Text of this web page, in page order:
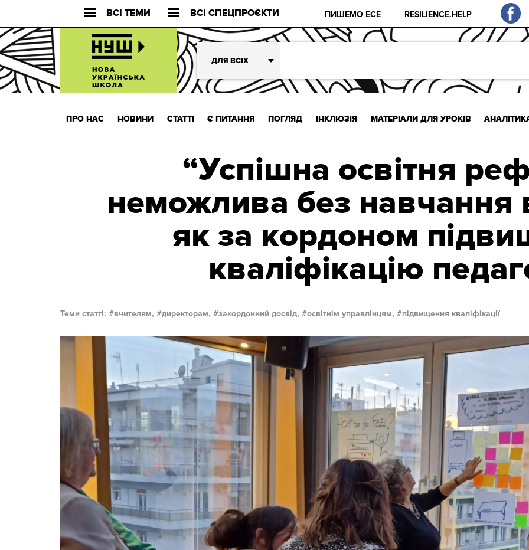
ВСІ ТЕМИ ВСІ СПЕЦПРОЄКТИ ПИШЕМО ЕСЕ RESILIENCE.HELP
ДЛЯ ВСІХ
ПРО НАС НОВИНИ СТАТТІ Є ПИТАННЯ ПОГЛЯД ІНКЛЮЗІЯ МАТЕРІАЛИ ДЛЯ УРОКІВ
“Успішна освітня
неможлива без навчання
як за кордоном
кваліфікацію
Теми статті: вчителям, директорам, закордонний досвід, освітнім управлінцям, підвищення кваліфікації